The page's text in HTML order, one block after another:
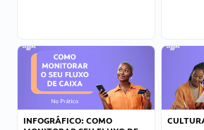
INFOGRÁFICO: COMO